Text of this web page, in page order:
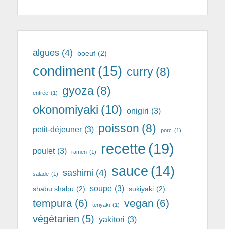
algues (4) boeuf (2)
condiment(15) curry (8)
entrée (1) gyoza (8)
okonomiyaki (10) onigiri (3)
petit-déjeuner (3) poisson (8) porc (1)
poulet (3) ramen (1) recette (19)
salade (1) sashimi (4) sauce (14)
shabu shabu (2) soupe (3) sukiyaki (2)
tempura (6) teriyaki (1) vegan (6)
végétarien (5) yakitori (3)